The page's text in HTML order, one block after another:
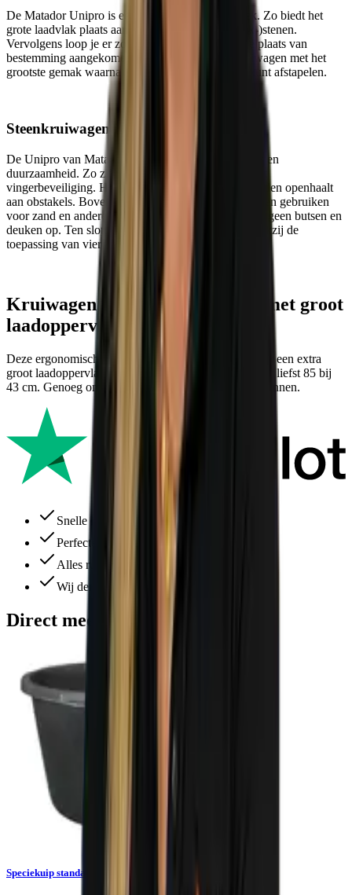
De Matador Unipro is een doordacht stuk techniek. Zo biedt het
grote laadvlak plaats aan tot maar liefst zestig (bak-)stenen.
Vervolgens loop je er zó mee weg. Eenmaal op de plaats van
bestemming aangekomen, kantel je deze steenkruiwagen met het
grootste gemak waarna je de stenen gemakkelijk kunt afstapelen.
Steenkruiwagen is veilig en duurzaam
De Unipro van Matador blinkt uit in gebruiksgemak en
duurzaamheid. Zo zijn de handvatten uitgevoerd met
vingerbeveiliging. Hiermee voorkom je dat je je handen openhaalt
aan obstakels. Bovendien kun je je gewone kruiwagen gebruiken
voor zand en andere losse producten, dus loopt deze geen butsen en
deuken op. Ten slotte is de luchtband extra sterk dankzij de
toepassing van vier lagen.
Kruiwagen ergonomisch stenen met groot
laadoppervlak
Deze ergonomische steenkruiwagen is uitgevoerd met een extra
groot laadoppervlak. Deze laadoppervlakte meet maar liefst 85 bij
43 cm. Genoeg om een heleboel stenen op kwijt te kunnen.
Snelle levering
Perfecte service
Alles ruim op voorraad
Wij denken altijd met je mee
Direct meebestellen
Speciekuip standaard 65 liter Gripline